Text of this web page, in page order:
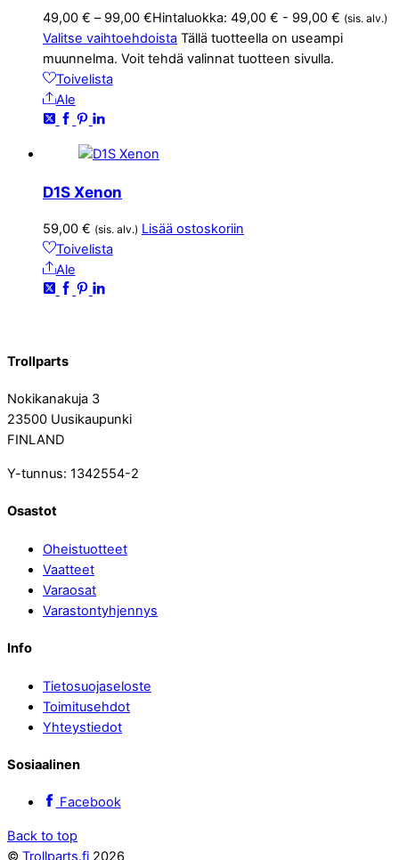
49,00 € – 99,00 €Hintaluokka: 49,00 € - 99,00 € (sis. alv.)
Valitse vaihtoehdoista Tällä tuotteella on useampi
muunnelma. Voit tehdä valinnat tuotteen sivulla.
Toivelista
Ale
D1S Xenon
59,00 € (sis. alv.) Lisää ostoskoriin
Toivelista
Ale
Trollparts
Nokikanakuja 3
23500 Uusikaupunki
FINLAND
Y-tunnus: 1342554-2
Osastot
Oheistuotteet
Vaatteet
Varaosat
Varastontyhjennys
Info
Tietosuojaseloste
Toimitusehdot
Yhteystiedot
Sosiaalinen
Facebook
Back to top
© Trollparts.fi 2026